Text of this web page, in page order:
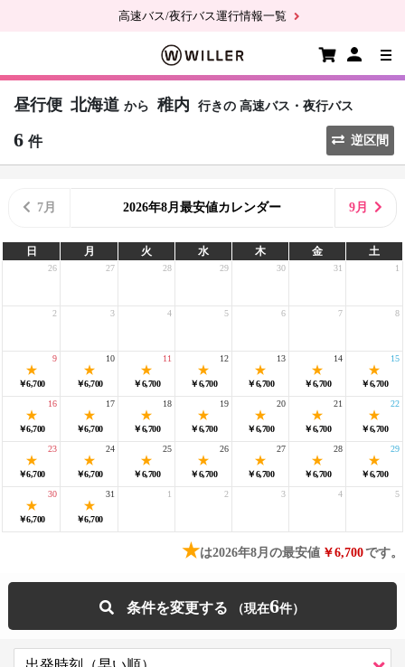
高速バス/夜行バス運行情報一覧
昼行便 北海道 から 稚内 行きの 高速バス・夜行バス
6 件 逆区間
7月 2026年8月最安値カレンダー 9月
日 月 火 水 木 金 土
26 27 28 29 30 31 1
2 3 4 5 6 7 8
￥6,700
9
￥6,700
10
￥6,700
11
￥6,700
12
￥6,700
13
￥6,700
14
￥6,700
15
￥6,700
16
￥6,700
17
￥6,700
18
￥6,700
19
￥6,700
20
￥6,700
21
￥6,700
22
￥6,700
23
￥6,700
24
￥6,700
25
￥6,700
26
￥6,700
27
￥6,700
28
￥6,700
29
￥6,700
30
￥6,700
31 1 2 3 4 5
★は2026年8月の最安値 ￥6,700です。
条件を変更する 6